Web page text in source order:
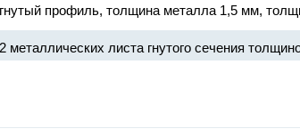
гнутый профиль, толщина металла 1,5 мм,
2 металлических листа гнутого сечения